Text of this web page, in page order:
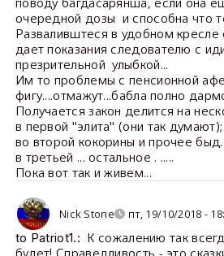
очередной дозы и способна что
Разваливштеся в удобном кресле
дает показания следователю с
презрительной улыбкой...
Им то проблемы с пенсионной
фигу....отмажут...бабла полно
Получается закон делится на
в первой "элита" (они так думают);
во второй кокорины и прочее
в третьей ... остальное . .....
Пока вот так и живем...
Nick Stone пт, 19/10/2018 -
to Patriot1.: К сожалению так
будет! Справедливость - это